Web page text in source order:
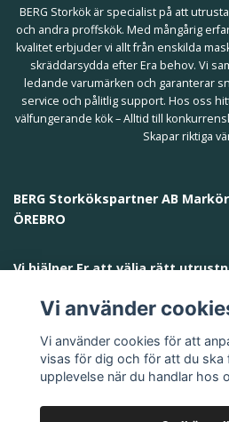
BERG Storkök är specialist på att
och andra proffskök. Med mångårig
kvalitet erbjuder vi allt från enskilda
skräddarsydda efter Era behov. Vi
ledande varumärken och garanterar
service och pålitlig support. Hos oss
välfungerande kök – Alltid till
Skapar riktiga
BERG Storkökspartner AB
ÖREBRO
Vi hjälper Er att välja rätt
Vi använder
Vi använder cookies för att
visas för dig och för att du ska
upplevelse när du handlar hos